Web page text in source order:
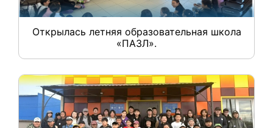
Открылась летняя образовательная школа
«ПАЗЛ».